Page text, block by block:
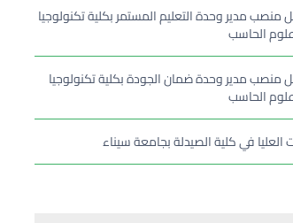
مدير وحدة التعليم المستمر بكلية تكنولوجيا
الحاسب
مدير وحدة ضمان الجودة بكلية تكنولوجيا
الحاسب
العليا في كلية الصيدلة بجامعة سيناء